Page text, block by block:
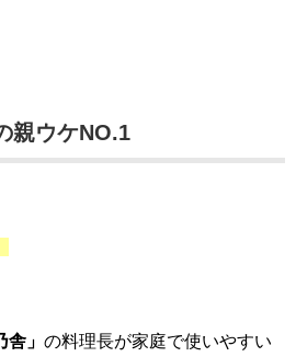
親ウケNO.1
舎」 の料理長が家庭で使いやすい